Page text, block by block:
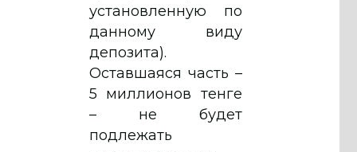
установленную по
данному виду
депозита).
Оставшаяся часть –
5 миллионов тенге
– не будет
подлежать